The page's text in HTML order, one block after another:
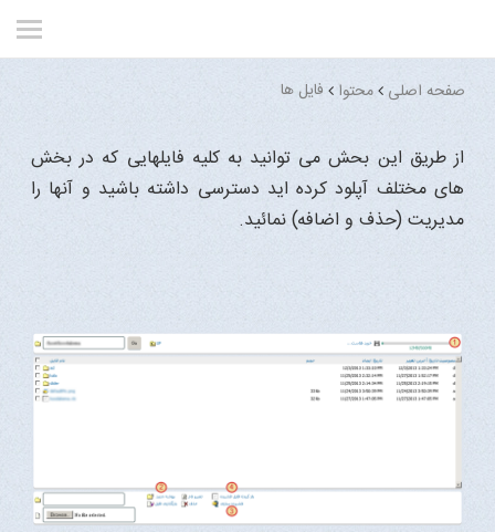
صفحه اصلی محتوا فایل ها
از طریق این بحش می توانید به کلیه فایلهایی که در بخش
های مختلف آپلود کرده اید دسترسی داشته باشید و آنها را
مدیریت (حذف و اضافه) نمائید.